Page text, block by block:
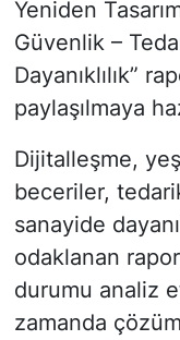
Yeniden
Güvenlik –
Dayanıklılık”
paylaşılmaya
Dijitalleşme,
beceriler,
sanayide
odaklanan
durumu analiz
zamanda